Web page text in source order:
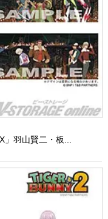
羽山賢二・板...